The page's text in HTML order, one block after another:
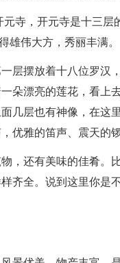
，开元寺是十三层
雄伟大方，秀丽丰满。
摆放着十八位罗汉
朵漂亮的莲花，看上
几层也有神像，在这
优雅的笛声、震天的
还有美味的佳肴。
齐全。说到这里你是